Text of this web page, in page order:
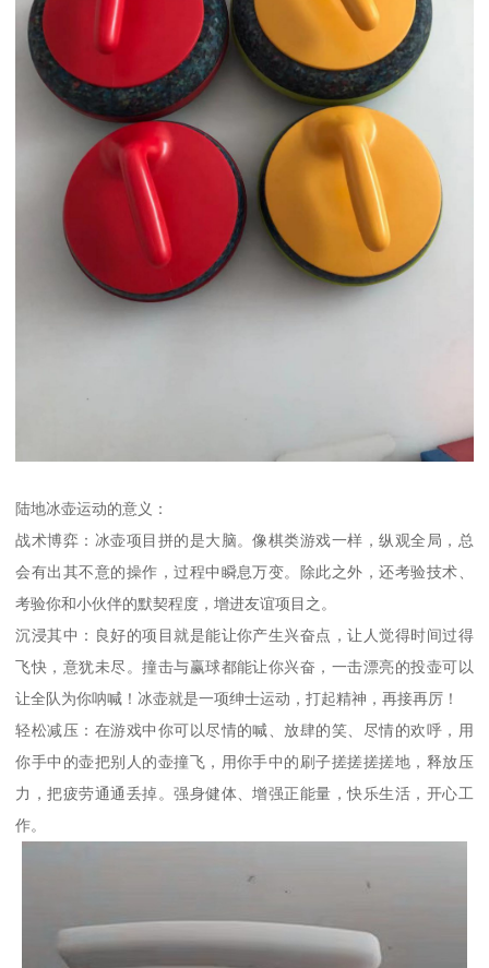
陆地冰壶运动的意义：
战术博弈：冰壶项目拼的是大脑。像棋类游戏一样，纵观全局，总
会有出其不意的操作，过程中瞬息万变。除此之外，还考验技术、
考验你和小伙伴的默契程度，增进友谊项目之。
沉浸其中：良好的项目就是能让你产生兴奋点，让人觉得时间过得
飞快，意犹未尽。撞击与赢球都能让你兴奋，一击漂亮的投壶可以
让全队为你呐喊！冰壶就是一项绅士运动，打起精神，再接再厉！
轻松减压：在游戏中你可以尽情的喊、放肆的笑、尽情的欢呼，用
你手中的壶把别人的壶撞飞，用你手中的刷子搓搓搓搓地，释放压
力，把疲劳通通丢掉。强身健体、增强正能量，快乐生活，开心工
作。